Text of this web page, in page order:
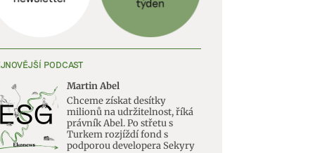
PODCAST
Martin Abel
Chceme získat desítky
milionů na udržitelnost, říká
právník Abel. Po střetu s
Turkem rozjíždí fond s
podporou developera Sekyry